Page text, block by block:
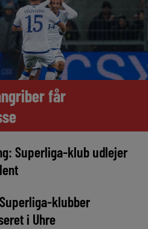
får
Superliga-klub udlejer
klubber
i Uhre